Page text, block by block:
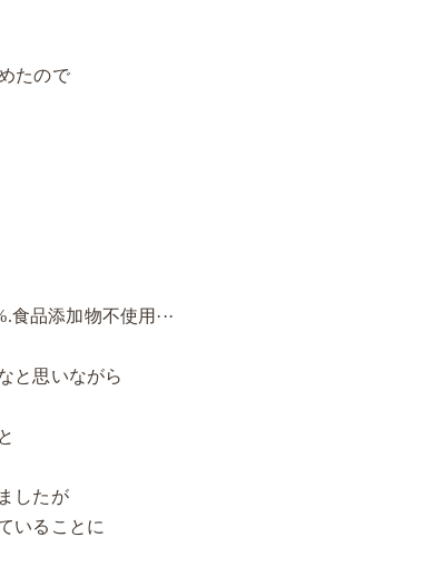
たので
品添加物不使用···
と思いながら
したが
いることに